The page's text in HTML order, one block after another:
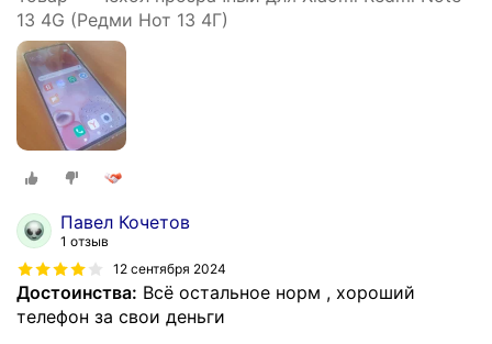
13 4G (Редми Нот 13 4Г)
Павел Кочетов
1 отзыв
12 сентября 2024
Достоинства: Всё остальное норм , хороший
телефон за свои деньги